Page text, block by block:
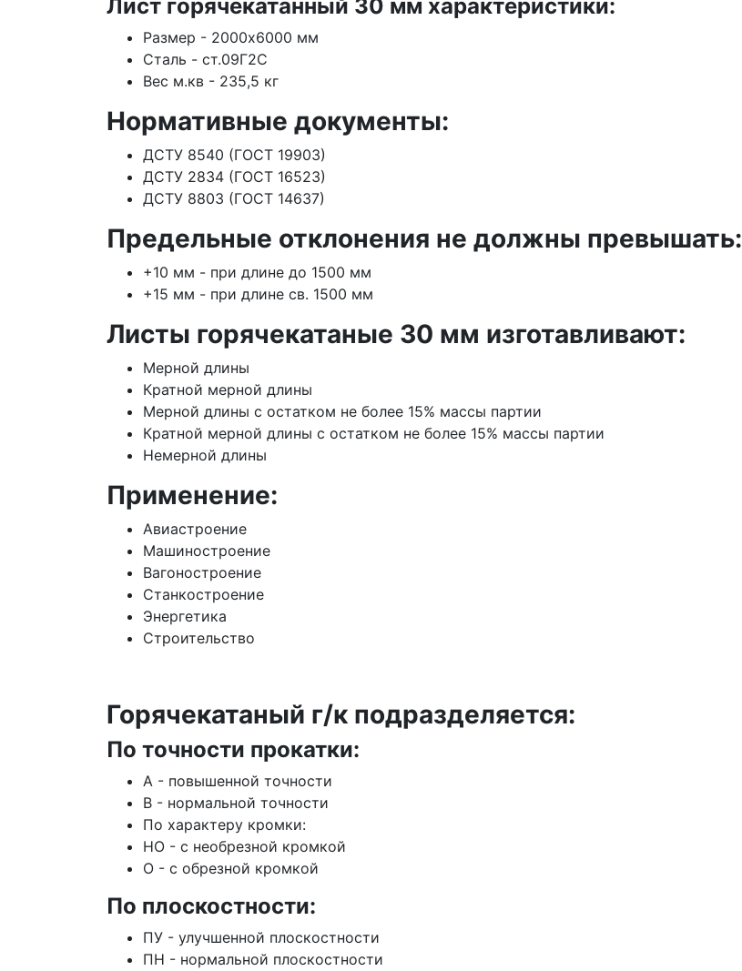
Лист горячекатанный 30 мм характеристики:
Размер - 2000х6000 мм
Сталь - ст.09Г2С
Вес м.кв - 235,5 кг
Нормативные документы:
ДСТУ 8540 (ГОСТ 19903)
ДСТУ 2834 (ГОСТ 16523)
ДСТУ 8803 (ГОСТ 14637)
Предельные отклонения не должны превышать:
+10 мм - при длине до 1500 мм
+15 мм - при длине св. 1500 мм
Листы горячекатаные 30 мм изготавливают:
Мерной длины
Кратной мерной длины
Мерной длины с остатком не более 15% массы партии
Кратной мерной длины с остатком не более 15% массы партии
Немерной длины
Применение:
Авиастроение
Машиностроение
Вагоностроение
Станкостроение
Энергетика
Строительство
Горячекатаный г/к подразделяется:
По точности прокатки:
А - повышенной точности
В - нормальной точности
По характеру кромки:
НО - с необрезной кромкой
О - с обрезной кромкой
По плоскостности:
ПУ - улучшенной плоскостности
ПН - нормальной плоскостности